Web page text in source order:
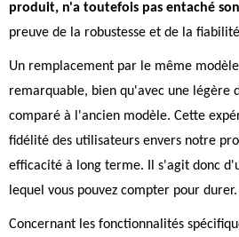
produit, n'a toutefois pas entaché
preuve de la robustesse et de la
Un remplacement par le même
remarquable, bien qu'avec une légère
comparé à l'ancien modèle. Cette
fidélité des utilisateurs envers notre
efficacité à long terme. Il s'agit donc
lequel vous pouvez compter pour durer.
Concernant les fonctionnalités